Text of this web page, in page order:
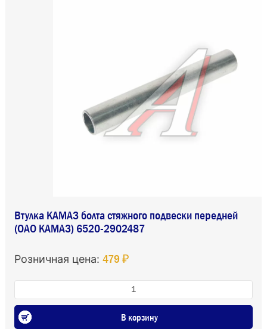
Втулка КАМАЗ болта стяжного подвески передней
(ОАО КАМАЗ) 6520-2902487
Розничная цена: 479 ₽
В корзину